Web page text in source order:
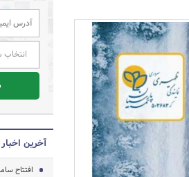
افتتاح